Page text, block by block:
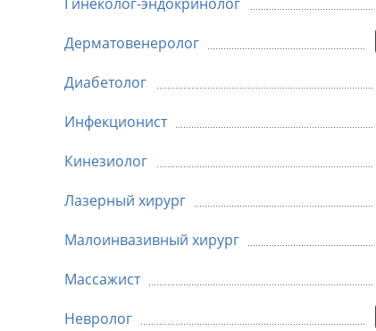
Дерматовенеролог
Диабетолог
Инфекционист
Кинезиолог
Лазерный хирург
Малоинвазивный хирург
Массажист
Невролог